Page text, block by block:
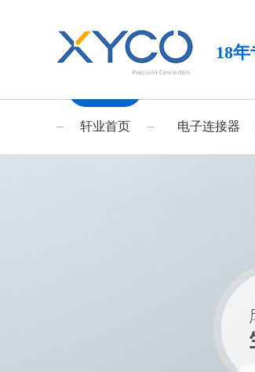
18
轩业首页 电子连接器